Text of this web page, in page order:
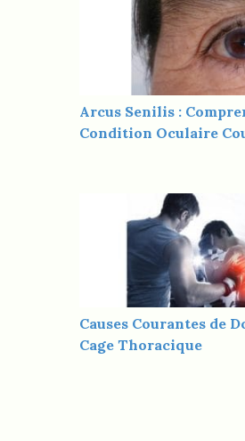
Arcus Senilis :
Condition Oculaire
Causes Courantes de
Cage Thoracique